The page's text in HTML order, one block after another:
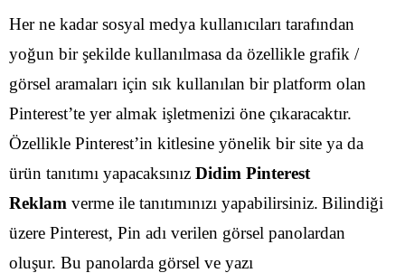
Her ne kadar sosyal medya kullanıcıları tarafından
yoğun bir şekilde kullanılmasa da özellikle grafik /
görsel aramaları için sık kullanılan bir platform olan
Pinterest’te yer almak işletmenizi öne çıkaracaktır.
Özellikle Pinterest’in kitlesine yönelik bir site ya da
ürün tanıtımı yapacaksınız Didim Pinterest
Reklam verme ile tanıtımınızı yapabilirsiniz. Bilindiği
üzere Pinterest, Pin adı verilen görsel panolardan
oluşur. Bu panolarda görsel ve yazı